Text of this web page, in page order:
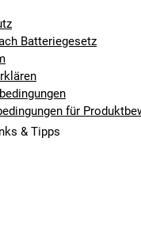
Batteriegesetz
für
& Tipps